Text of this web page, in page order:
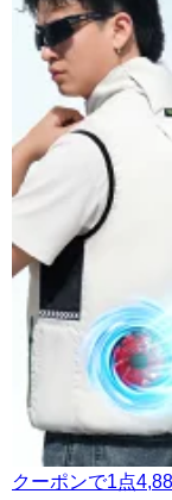
クーポンで1点